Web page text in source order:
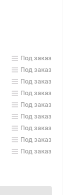
Под заказ
Под заказ
Под заказ
Под заказ
Под заказ
Под заказ
Под заказ
Под заказ
Под заказ